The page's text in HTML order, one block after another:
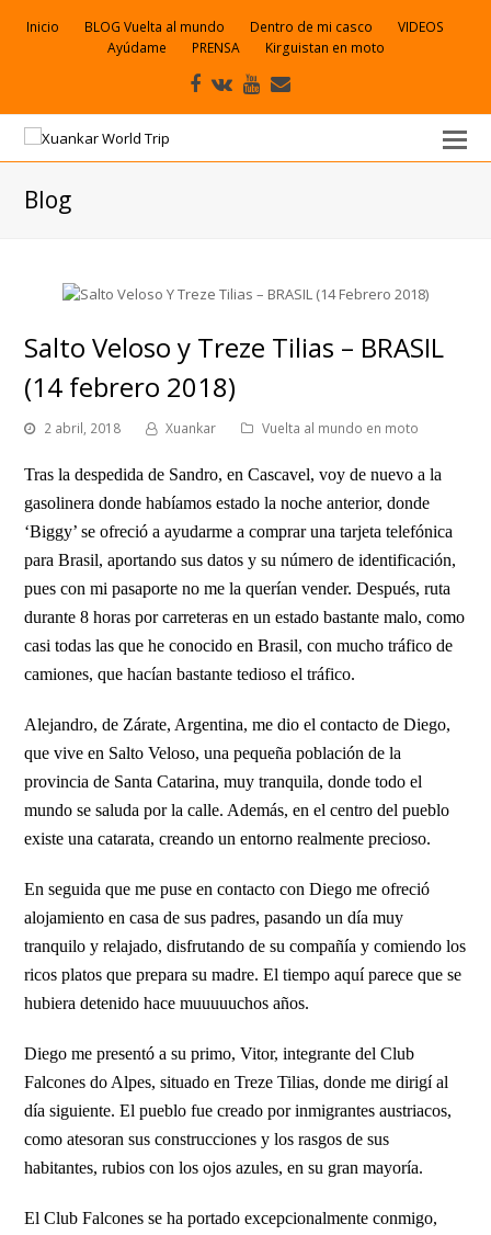
Inicio BLOG Vuelta al mundo Dentro de mi casco
VIDEOS
Ayúdame
PRENSA Kirguistan en moto
Facebook
VK Youtube
electrónico
Blog
Salto Veloso y Treze Tilias – BRASIL
(14 febrero 2018)
2 abril, 2018 Xuankar Vuelta al mundo en moto
Tras la despedida de Sandro, en Cascavel, voy de nuevo a la
gasolinera donde habíamos estado la noche anterior, donde
‘Biggy’ se ofreció a ayudarme a comprar una tarjeta telefónica
para Brasil, aportando sus datos y su número de identificación,
pues con mi pasaporte no me la querían vender. Después, ruta
durante 8 horas por carreteras en un estado bastante malo, como
casi todas las que he conocido en Brasil, con mucho tráfico de
camiones, que hacían bastante tedioso el tráfico.
Alejandro, de Zárate, Argentina, me dio el contacto de Diego,
que vive en Salto Veloso, una pequeña población de la
provincia de Santa Catarina, muy tranquila, donde todo el
mundo se saluda por la calle. Además, en el centro del pueblo
existe una catarata, creando un entorno realmente precioso.
En seguida que me puse en contacto con Diego me ofreció
alojamiento en casa de sus padres, pasando un día muy
tranquilo y relajado, disfrutando de su compañía y comiendo los
ricos platos que prepara su madre. El tiempo aquí parece que se
hubiera detenido hace muuuuuchos años.
Diego me presentó a su primo, Vitor, integrante del Club
Falcones do Alpes, situado en Treze Tilias, donde me dirigí al
día siguiente. El pueblo fue creado por inmigrantes austriacos,
como atesoran sus construcciones y los rasgos de sus
habitantes, rubios con los ojos azules, en su gran mayoría.
El Club Falcones se ha portado excepcionalmente conmigo,